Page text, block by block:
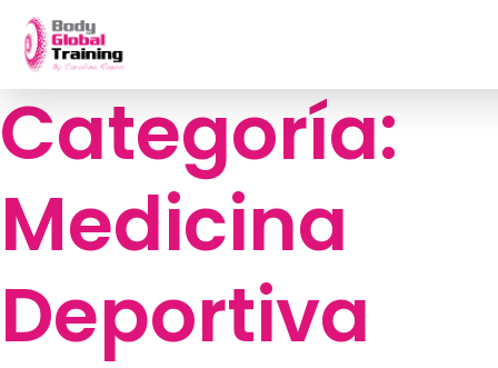
Skip
to
content
Categoría:
Medicina
Deportiva